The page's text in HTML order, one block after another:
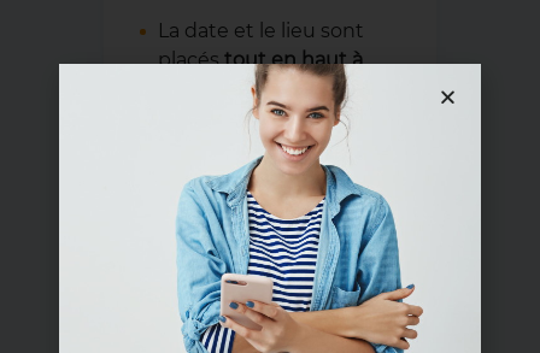
La date et le lieu sont
placéstout en haut à
gauche du document
et non à droite, comme
on a l’habitude de le faire
en français.
L’information du
destinataire (Nom de la
personne concernée +
fonction et nom de la
société + adresse) se